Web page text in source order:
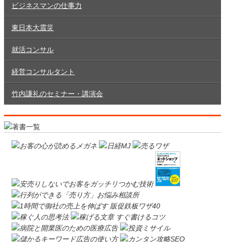
ビジネスマンの仕事力
東日本大震災
就活コンサル
経営コンサルタント
竹内謙礼のセミナー・講演会